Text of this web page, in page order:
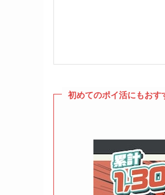
初めてのポイ活にもおす